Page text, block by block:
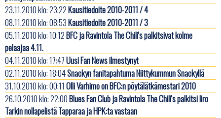
23.11.2010 klo: 23:22Kausitiedoite 2010-2011 / 4
08.11.2010 klo: 08:53Kausitiedoite 2010-2011 / 3
05.11.2010 klo: 10:12BFC ja Ravintola The Chili's palkitsivat kolme
pelaajaa 4.11.
04.11.2010 klo: 17:47Uusi Fan News ilmestynyt
02.11.2010 klo: 18:04Snackyn fanitapahtuma Niittykummun Snackyllä
31.10.2010 klo: 00:11 Olli Varhimo on BFC:n pöytälätkämestari 2010
26.10.2010 klo: 22:00Blues Fan Club ja Ravintola The Chili's palkitsi Iiro
Tarkin nollapelistä Tapparaa ja HPK:ta vastaan